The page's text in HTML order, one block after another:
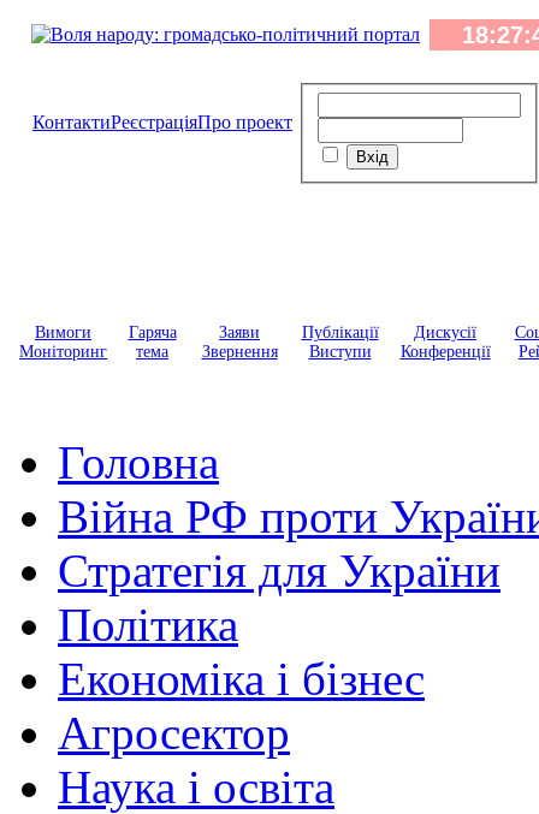
КонтактиРеєстраціяПро проект
Вимоги
Моніторинг
Гаряча
тема
Заяви
Звернення
Публікації
Виступи
Дискусії
Конференції
Головна
Війна РФ проти
Стратегія для України
Політика
Економіка і бізнес
Агросектор
Наука і освіта